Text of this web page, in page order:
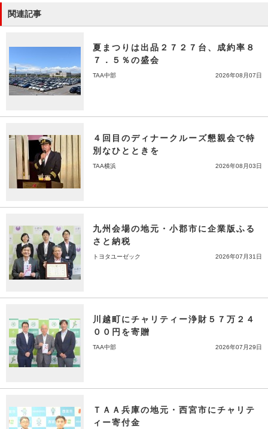
関連記事
夏まつりは出品２７２７台、成約率８
７．５％の盛会
TAA中部 2026年08月07日
４回目のディナークルーズ懇親会で特
別なひとときを
TAA横浜 2026年08月03日
九州会場の地元・小郡市に企業版ふる
さと納税
トヨタユーゼック 2026年07月31日
川越町にチャリティー浄財５７万２４
００円を寄贈
TAA中部 2026年07月29日
ＴＡＡ兵庫の地元・西宮市にチャリテ
ィー寄付金